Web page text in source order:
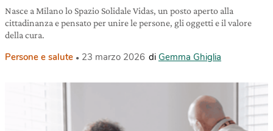
Nasce a Milano lo Spazio Solidale Vidas, un posto aperto alla
cittadinanza e pensato per unire le persone, gli oggetti e il valore
della cura.
Persone e salute 23 marzo 2026 di Gemma Ghiglia